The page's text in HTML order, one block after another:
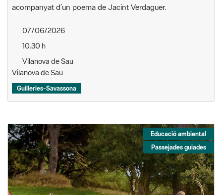
acompanyat d’un poema de Jacint Verdaguer.
07/06/2026
10.30 h
Vilanova de Sau
Vilanova de Sau
Guilleries-Savassona
Educació ambiental
Passejades guiades